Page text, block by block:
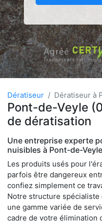
Dératiseur Dératiseur à
Pont-de-Veyle
de dératisation
Une entreprise experte
nuisibles à Pont-de-Veyle
Les produits usés pour
parfois être dangereux
confiez simplement ce
Notre structure
une gamme variée de
cadre de votre élimination